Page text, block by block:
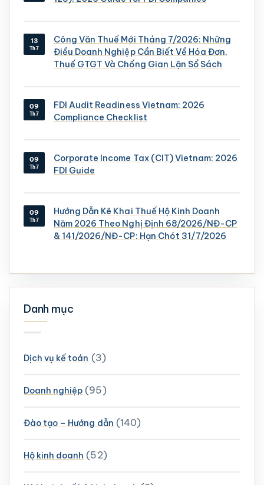
13
Th7
Công Văn Thuế Mới Tháng 7/2026: Những
Điều Doanh Nghiệp Cần Biết Về Hóa Đơn,
Thuế GTGT Và Chống Gian Lận Sổ Sách
09
Th7
FDI Audit Readiness Vietnam: 2026
Compliance Checklist
09
Th7
Corporate Income Tax (CIT) Vietnam: 2026
FDI Guide
09
Th7
Hướng Dẫn Kê Khai Thuế Hộ Kinh Doanh
Năm 2026 Theo Nghị Định 68/2026/NĐ-CP
& 141/2026/NĐ-CP: Hạn Chót 31/7/2026
Danh mục
Dịch vụ kế toán (3)
Doanh nghiệp (95)
Đào tạo – Hướng dẫn (140)
Hộ kinh doanh (52)